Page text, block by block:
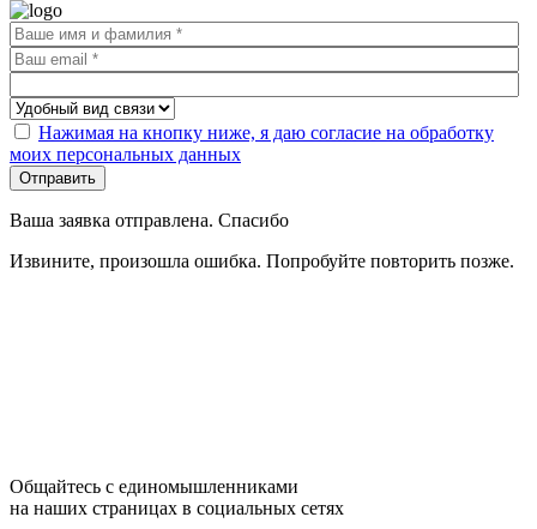
Нажимая на кнопку ниже, я даю согласие на обработку
моих персональных данных
Отправить
Ваша заявка отправлена. Спасибо
Извините, произошла ошибка. Попробуйте повторить позже.
Общайтесь с единомышленниками
на наших страницах в социальных сетях